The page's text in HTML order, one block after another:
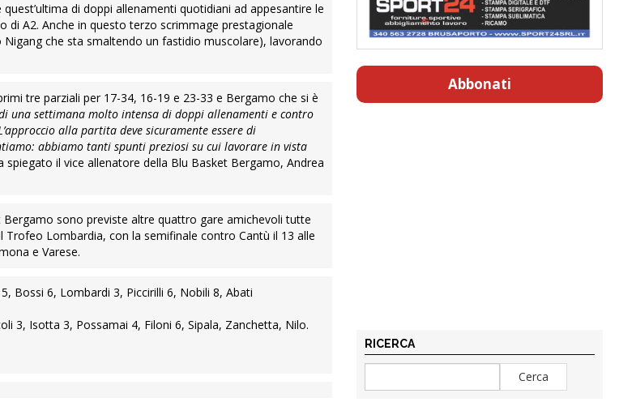
di doppi allenamenti quotidiani ad appesantire le
di A2. Anche in questo terzo scrimmage prestagionale
che sta smaltendo un fastidio muscolare), lavorando
tre parziali per 17-34, 16-19 e 23-33 e Bergamo che si è
una settimana molto intensa di doppi allenamenti e contro
alla partita deve sicuramente essere di
abbiamo tanti spunti preziosi su cui lavorare in vista
spiegato il vice allenatore della Blu Basket Bergamo, Andrea
sono previste altre quattro gare amichevoli tutte
Lombardia, con la semifinale contro Cantù il 13 alle
e Varese.
Bossi 6, Lombardi 3, Piccirilli 6, Nobili 8, Abati
3, Isotta 3, Possamai 4, Filoni 6, Sipala, Zanchetta, Nilo.
Abbonati
RICERCA